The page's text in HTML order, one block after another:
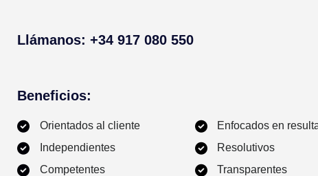
Llámanos: +34 917 080 550
Beneficios:
Orientados al cliente
Independientes
Competentes
Enfocados en
Resolutivos
Transparentes